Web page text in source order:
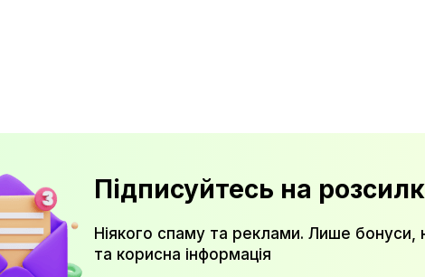
Підписуйтесь на
Ніякого спаму та реклами. Лише бонуси,
та корисна інформація